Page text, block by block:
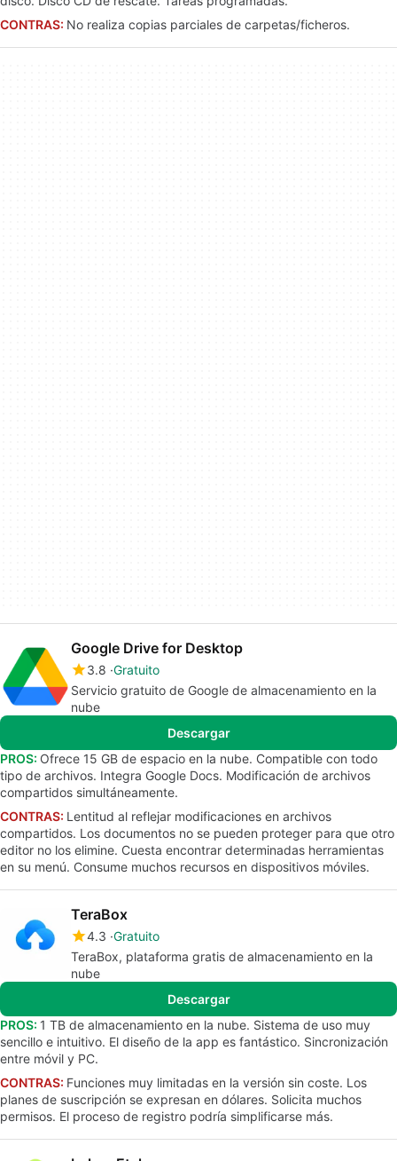
CONTRAS: No realiza copias parciales de carpetas/ficheros.
Google Drive for Desktop
3.8 Gratuito
Servicio gratuito de Google de almacenamiento en la
nube
Descargar
PROS: Ofrece 15 GB de espacio en la nube. Compatible con todo
tipo de archivos. Integra Google Docs. Modificación de archivos
compartidos simultáneamente.
CONTRAS: Lentitud al reflejar modificaciones en archivos
compartidos. Los documentos no se pueden proteger para que otro
editor no los elimine. Cuesta encontrar determinadas herramientas
en su menú. Consume muchos recursos en dispositivos móviles.
TeraBox
4.3 Gratuito
TeraBox, plataforma gratis de almacenamiento en la
nube
Descargar
PROS: 1 TB de almacenamiento en la nube. Sistema de uso muy
sencillo e intuitivo. El diseño de la app es fantástico. Sincronización
entre móvil y PC.
CONTRAS: Funciones muy limitadas en la versión sin coste. Los
planes de suscripción se expresan en dólares. Solicita muchos
permisos. El proceso de registro podría simplificarse más.